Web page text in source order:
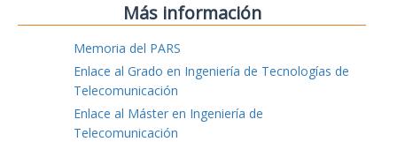
Más información
Memoria del PARS
Enlace al Grado en Ingeniería de Tecnologías de
Telecomunicación
Enlace al Máster en Ingeniería de
Telecomunicación